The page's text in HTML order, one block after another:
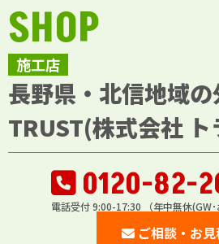
施工店
SHOP
長野県・北信地域
TRUST(株式会社 ト
0120-82-
電話受付 9:00-17:30 （年中無休(GW･
ご相談・お見